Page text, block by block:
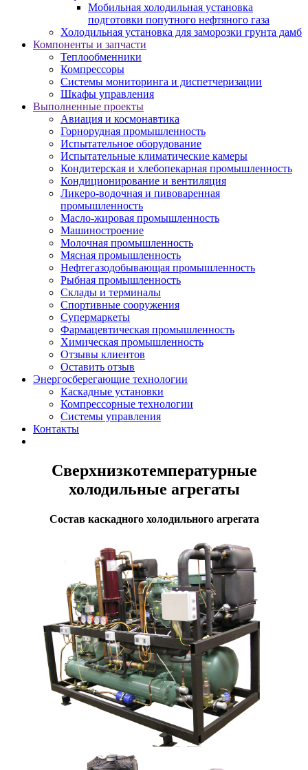
Мобильная холодильная установка
подготовки попутного нефтяного газа
Холодильная установка для заморозки грунта дамб
Компоненты и запчасти
Теплообменники
Компрессоры
Системы мониторинга и диспетчеризации
Шкафы управления
Выполненные проекты
Авиация и космонавтика
Горнорудная промышленность
Испытательное оборудование
Испытательные климатические камеры
Кондитерская и хлебопекарная промышленность
Кондиционирование и вентиляция
Ликеро-водочная и пивоваренная
промышленность
Масло-жировая промышленность
Машиностроение
Молочная промышленность
Мясная промышленность
Нефтегазодобывающая промышленность
Рыбная промышленность
Склады и терминалы
Спортивные сооружения
Супермаркеты
Фармацевтическая промышленность
Химическая промышленность
Отзывы клиентов
Оставить отзыв
Энергосберегающие технологии
Каскадные установки
Компрессорные технологии
Системы управления
Контакты
Сверхнизкотемпературные
холодильные агрегаты
Состав каскадного холодильного агрегата